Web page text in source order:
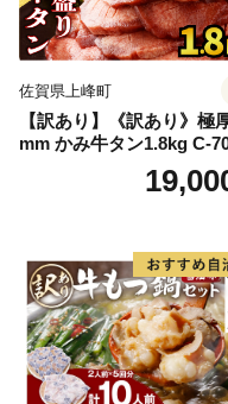
佐賀県上峰町
【訳あり】《訳あり》極
mm かみ牛タン1.8kg C-